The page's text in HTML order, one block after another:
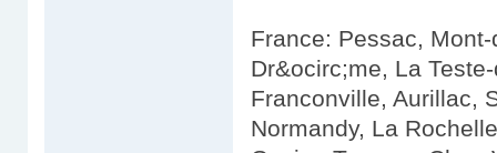
France: Pessac,
Dr&ocirc;me, La
Franconville, Aurillac,
Normandy, La